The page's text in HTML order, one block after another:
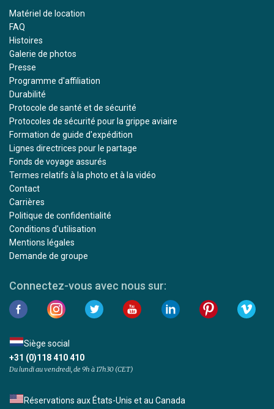
Matériel de location
FAQ
Histoires
Galerie de photos
Presse
Programme d'affiliation
Durabilité
Protocole de santé et de sécurité
Protocoles de sécurité pour la grippe aviaire
Formation de guide d'expédition
Lignes directrices pour le partage
Fonds de voyage assurés
Termes relatifs à la photo et à la vidéo
Contact
Carrières
Politique de confidentialité
Conditions d'utilisation
Mentions légales
Demande de groupe
Connectez-vous avec nous sur:
Siège social
+31 (0)118 410 410
Du lundi au vendredi, de 9h à 17h30 (CET)
Réservations aux États-Unis et au Canada